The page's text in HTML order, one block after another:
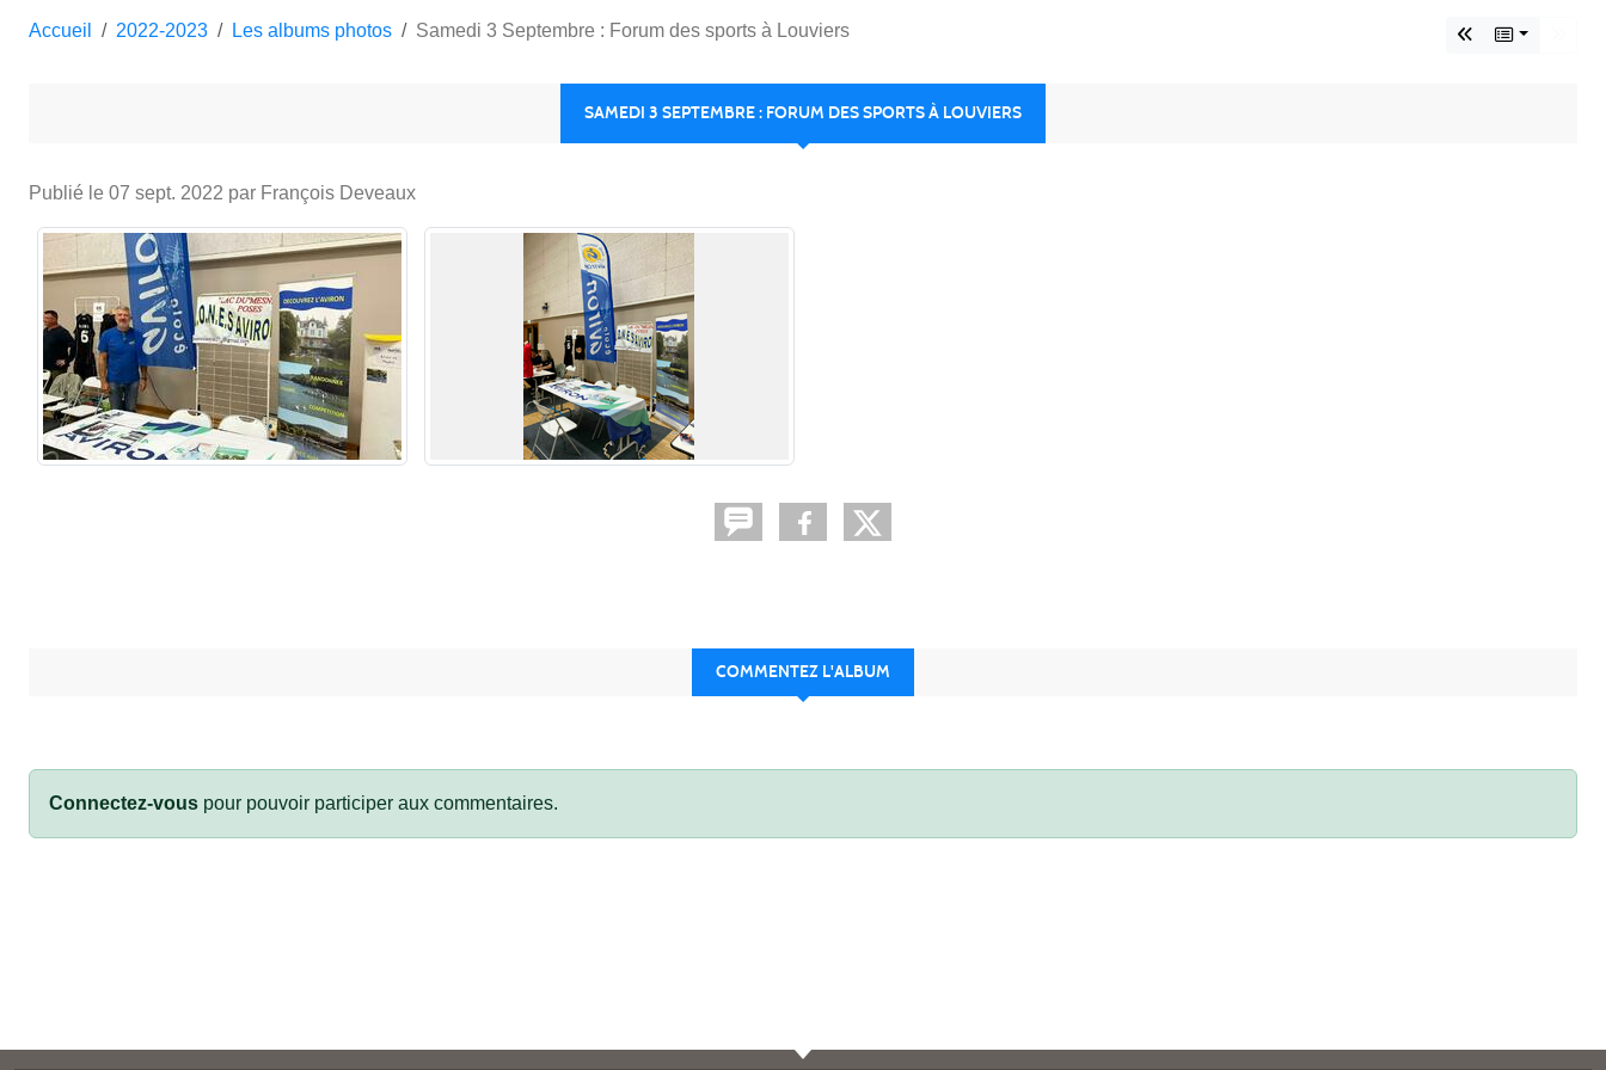
Accueil 2022-2023 Les albums photos Samedi 3 Septembre : Forum des sports à Louviers
SAMEDI 3 SEPTEMBRE : FORUM DES SPORTS À LOUVIERS
Publié le 07 sept. 2022 par François Deveaux
COMMENTEZ L'ALBUM
Connectez-vous pour pouvoir participer aux commentaires.